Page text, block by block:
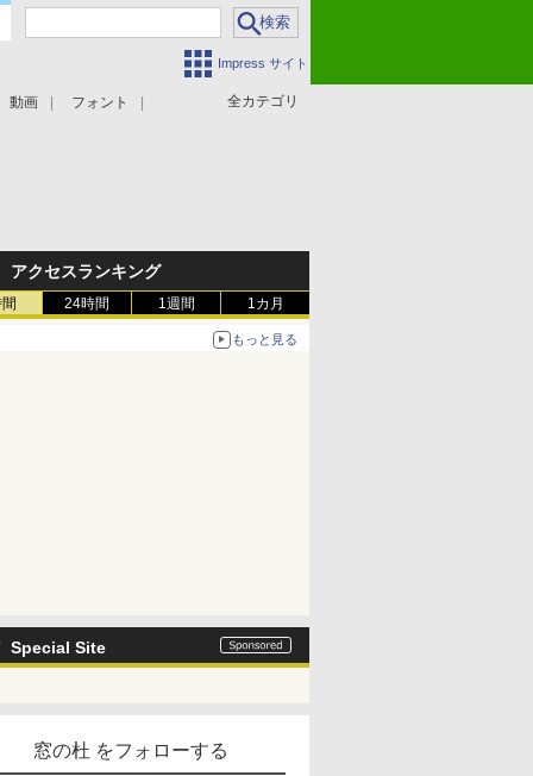
Impress サイト
全カテゴリ
動画 フォント
アクセスランキング
24時間 1週間 1カ月
もっと見る
Special Site
窓の杜 をフォローする